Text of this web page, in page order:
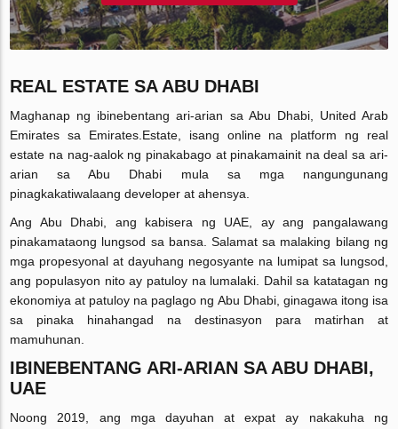
REAL ESTATE SA ABU DHABI
Maghanap ng ibinebentang ari-arian sa Abu Dhabi, United Arab
Emirates sa Emirates.Estate, isang online na platform ng real
estate na nag-aalok ng pinakabago at pinakamainit na deal sa ari-
arian sa Abu Dhabi mula sa mga nangungunang
pinagkakatiwalaang developer at ahensya.
Ang Abu Dhabi, ang kabisera ng UAE, ay ang pangalawang
pinakamataong lungsod sa bansa. Salamat sa malaking bilang ng
mga propesyonal at dayuhang negosyante na lumipat sa lungsod,
ang populasyon nito ay patuloy na lumalaki. Dahil sa katatagan ng
ekonomiya at patuloy na paglago ng Abu Dhabi, ginagawa itong isa
sa pinaka hinahangad na destinasyon para matirhan at
mamuhunan.
IBINEBENTANG ARI-ARIAN SA ABU DHABI,
UAE
Noong 2019, ang mga dayuhan at expat ay nakakuha ng